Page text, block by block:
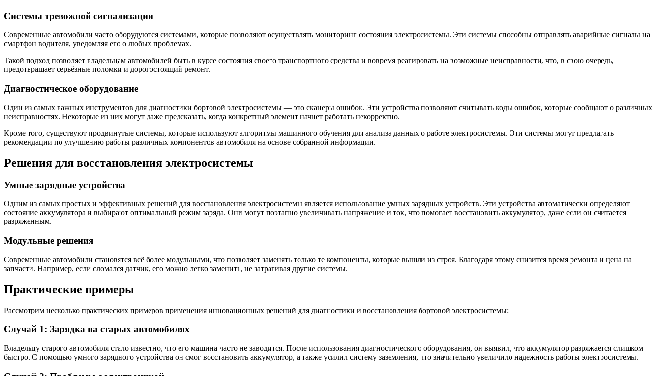
Системы тревожной сигнализации
Современные автомобили часто оборудуются системами, которые позволяют осуществлять мониторинг состояния электросистемы. Эти системы способны отправлять аварийные сигналы на
смартфон водителя, уведомляя его о любых проблемах.
Такой подход позволяет владельцам автомобилей быть в курсе состояния своего транспортного средства и вовремя реагировать на возможные неисправности, что, в свою очередь,
предотвращает серьёзные поломки и дорогостоящий ремонт.
Диагностическое оборудование
Один из самых важных инструментов для диагностики бортовой электросистемы — это сканеры ошибок. Эти устройства позволяют считывать коды ошибок, которые сообщают о различных
неисправностях. Некоторые из них могут даже предсказать, когда конкретный элемент начнет работать некорректно.
Кроме того, существуют продвинутые системы, которые используют алгоритмы машинного обучения для анализа данных о работе электросистемы. Эти системы могут предлагать
рекомендации по улучшению работы различных компонентов автомобиля на основе собранной информации.
Решения для восстановления электросистемы
Умные зарядные устройства
Одним из самых простых и эффективных решений для восстановления электросистемы является использование умных зарядных устройств. Эти устройства автоматически определяют
состояние аккумулятора и выбирают оптимальный режим заряда. Они могут поэтапно увеличивать напряжение и ток, что помогает восстановить аккумулятор, даже если он считается
разряженным.
Модульные решения
Современные автомобили становятся всё более модульными, что позволяет заменять только те компоненты, которые вышли из строя. Благодаря этому снизится время ремонта и цена на
запчасти. Например, если сломался датчик, его можно легко заменить, не затрагивая другие системы.
Практические примеры
Рассмотрим несколько практических примеров применения инновационных решений для диагностики и восстановления бортовой электросистемы:
Случай 1: Зарядка на старых автомобилях
Владельцу старого автомобиля стало известно, что его машина часто не заводится. После использования диагностического оборудования, он выявил, что аккумулятор разряжается слишком
быстро. С помощью умного зарядного устройства он смог восстановить аккумулятор, а также усилил систему заземления, что значительно увеличило надежность работы электросистемы.